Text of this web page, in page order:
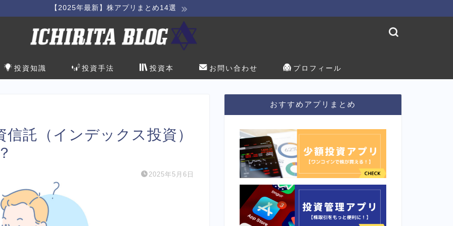
【2025年最新】株アプリまとめ14選
投資知識 投資手法 投資本 お問い合わせ プロフィール
託（インデックス投資）
2025年5月6日
おすすめアプリまとめ